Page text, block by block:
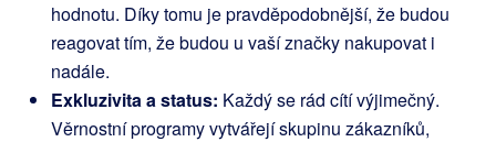
hodnotu. Díky tomu je pravděpodobnější, že budou
reagovat tím, že budou u vaší značky nakupovat i
nadále.
Exkluzivita a status: Každý se rád cítí výjimečný.
Věrnostní programy vytvářejí skupinu zákazníků,